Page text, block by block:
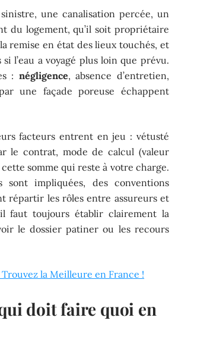
une canalisation percée, un
du logement, qu’il soit propriétaire
remise en état des lieux touchés, et
l’eau a voyagé plus loin que prévu.
: négligence, absence d’entretien,
une façade poreuse échappent
facteurs entrent en jeu : vétusté
le contrat, mode de calcul (valeur
cette somme qui reste à votre charge.
sont impliquées, des conventions
répartir les rôles entre assureurs et
faut toujours établir clairement la
le dossier patiner ou les recours
la Meilleure en France !
doit faire quoi en